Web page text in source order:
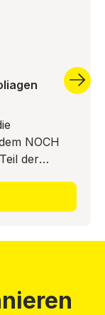
NOCH
der